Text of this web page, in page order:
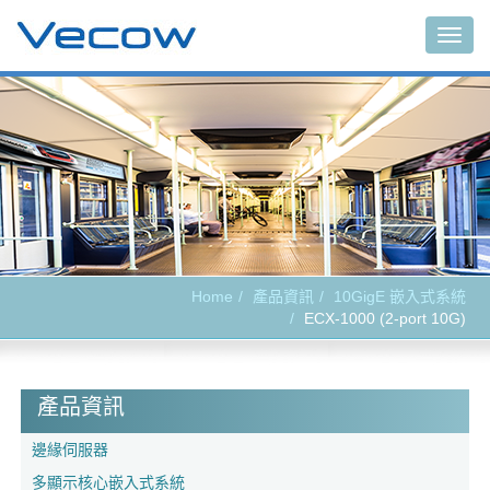
Home 產品資訊
10GigE 嵌入式系統
ECX-1000 (2-port 10G)
產品資訊
邊緣伺服器
多顯示核心嵌入式系統